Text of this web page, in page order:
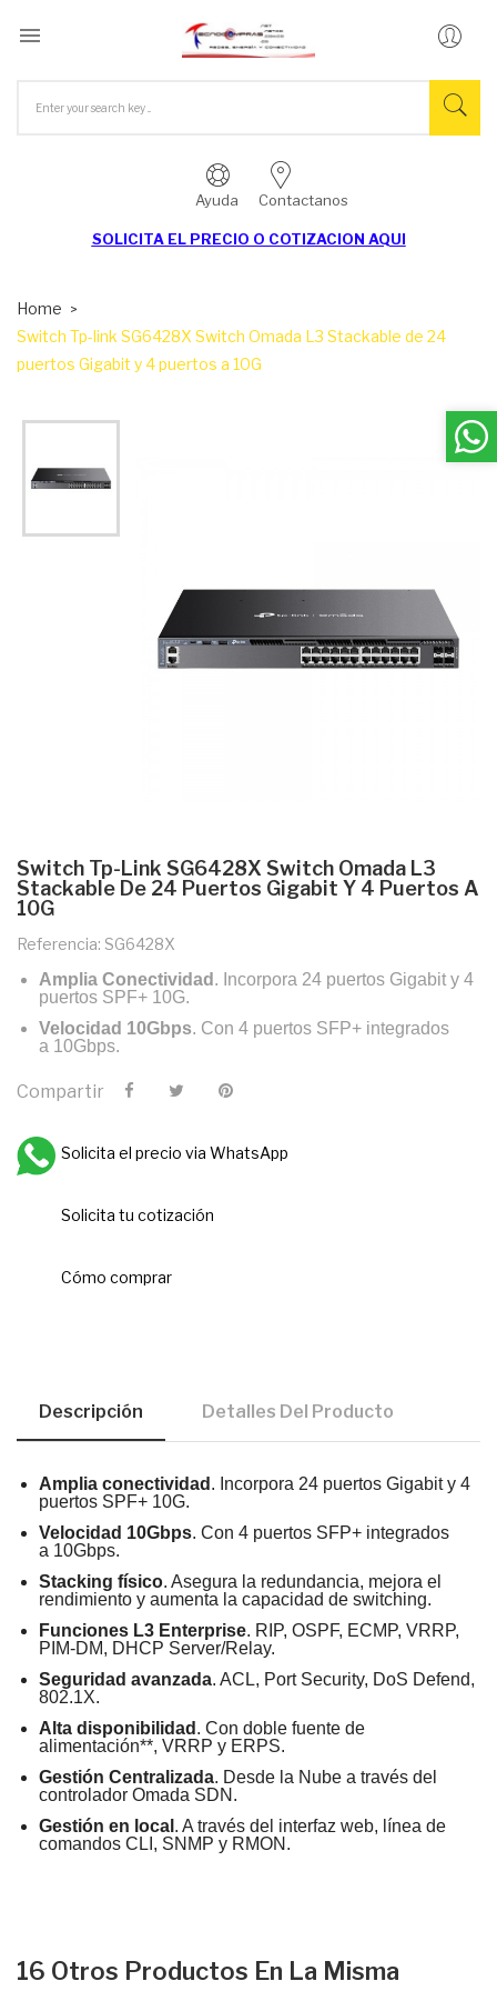

Ayuda Contactanos
SOLICITA EL PRECIO O COTIZACION AQUI
Home
Switch Tp-link SG6428X Switch Omada L3 Stackable de 24
puertos Gigabit y 4 puertos a 10G
Switch Tp-Link SG6428X Switch Omada L3
Stackable De 24 Puertos Gigabit Y 4 Puertos A
10G
Referencia: SG6428X
Amplia Conectividad . Incorpora 24 puertos Gigabit y 4
puertos SPF+ 10G.
Velocidad 10Gbps. Con 4 puertos SFP+ integrados
a 10Gbps.
Compartir
Solicita el precio via WhatsApp
Solicita tu cotización
Cómo comprar
Descripción Detalles Del Producto
Amplia conectividad . Incorpora 24 puertos Gigabit y 4
puertos SPF+ 10G.
Velocidad 10Gbps. Con 4 puertos SFP+ integrados
a 10Gbps.
Stacking físico. Asegura la redundancia, mejora el
rendimiento y aumenta la capacidad de switching.
Funciones L3 Enterprise. RIP, OSPF, ECMP, VRRP,
PIM-DM, DHCP Server/Relay.
Seguridad avanzada. ACL, Port Security, DoS Defend,
802.1X.
Alta disponibilidad . Con doble fuente de
alimentación**, VRRP y ERPS.
Gestión Centralizada. Desde la Nube a través del
controlador Omada SDN.
Gestión en local . A través del interfaz web, línea de
comandos CLI, SNMP y RMON.
16 Otros Productos En La Misma